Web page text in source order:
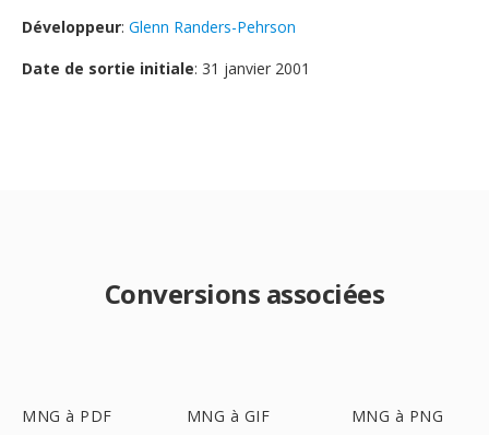
Développeur: Glenn Randers-Pehrson
Date de sortie initiale: 31 janvier 2001
Conversions associées
MNG à PDF MNG à GIF MNG à PNG